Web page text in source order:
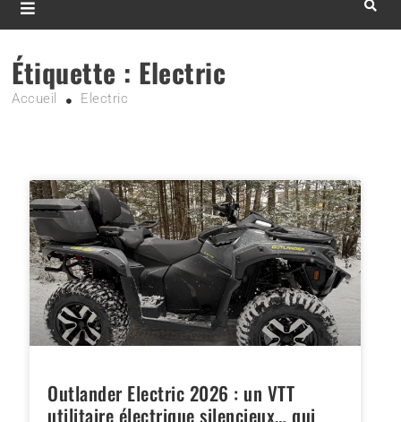
Étiquette : Electric
Accueil Electric
Outlander Electric 2026 : un VTT
utilitaire électrique silencieux… qui